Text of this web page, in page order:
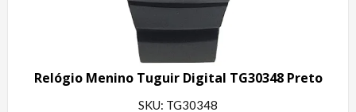
Relógio Menino Tuguir Digital TG30348 Preto
SKU: TG30348